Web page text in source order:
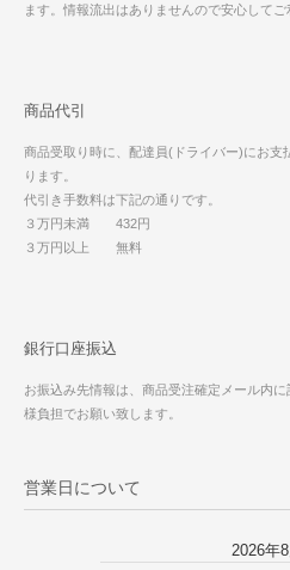
ます。情報流出はありませんので安心してご
商品代引
商品受取り時に、配達員(ドライバー)にお支
ります。
代引き手数料は下記の通りです。
３万円未満 432円
３万円以上 無料
銀行口座振込
お振込み先情報は、商品受注確定メール内
様負担でお願い致します。
営業日について
2026年8